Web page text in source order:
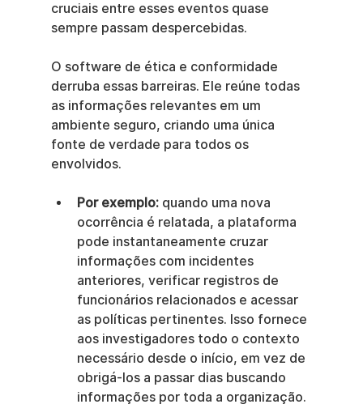
cruciais entre esses eventos quase
sempre passam despercebidas.
O software de ética e conformidade
derruba essas barreiras. Ele reúne todas
as informações relevantes em um
ambiente seguro, criando uma única
fonte de verdade para todos os
envolvidos.
Por exemplo: quando uma nova
ocorrência é relatada, a plataforma
pode instantaneamente cruzar
informações com incidentes
anteriores, verificar registros de
funcionários relacionados e acessar
as políticas pertinentes. Isso fornece
aos investigadores todo o contexto
necessário desde o início, em vez de
obrigá-los a passar dias buscando
informações por toda a organização.